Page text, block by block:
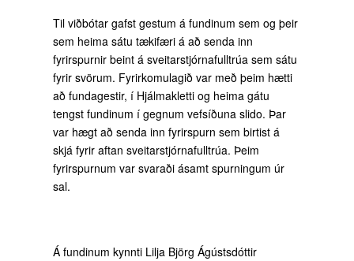
Til viðbótar gafst gestum á fundinum sem og þeir
sem heima sátu tækifæri á að senda inn
fyrirspurnir beint á sveitarstjórnafulltrúa sem sátu
fyrir svörum. Fyrirkomulagið var með þeim hætti
að fundagestir, í Hjálmakletti og heima gátu
tengst fundinum í gegnum vefsíðuna slido. Þar
var hægt að senda inn fyrirspurn sem birtist á
skjá fyrir aftan sveitarstjórnafulltrúa. Þeim
fyrirspurnum var svaraði ásamt spurningum úr
sal.
Á fundinum kynnti Lilja Björg Ágústsdóttir